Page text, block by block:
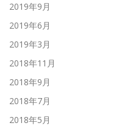
2019年9月
2019年6月
2019年3月
2018年11月
2018年9月
2018年7月
2018年5月